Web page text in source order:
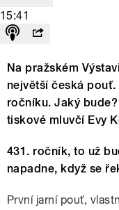
15:41
Na pražském
největší česká
ročníku. Jaký
tiskové mluvčí Evy
431. ročník, to už
napadne, když se
První jarní pouť,